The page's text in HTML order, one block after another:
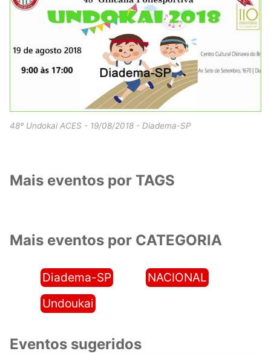
48º Undokai ACES - 19/08/2018 - Diadema-SP
Mais eventos por TAGS
Mais eventos por CATEGORIA
Diadema-SP
NACIONAL
Undoukai
Eventos sugeridos